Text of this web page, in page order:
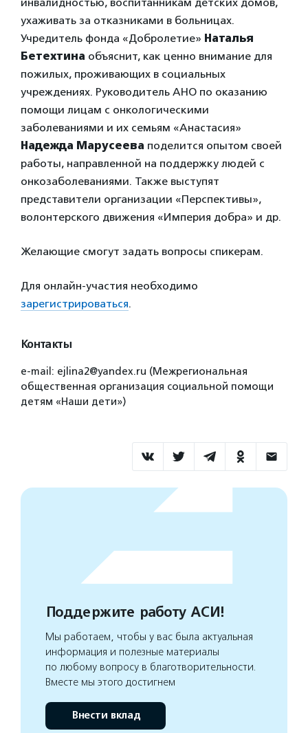
ухаживать за отказниками в больницах.
Учредитель фонда «Добролетие» Наталья
Бетехтина объяснит, как ценно внимание для
пожилых, проживающих в социальных
учреждениях. Руководитель АНО по оказанию
помощи лицам с онкологическими
заболеваниями и их семьям «Анастасия»
Надежда Марусеева поделится опытом своей
работы, направленной на поддержку людей с
онкозаболеваниями. Также выступят
представители организации «Перспективы»,
волонтерского движения «Империя добра» и др.
Желающие смогут задать вопросы спикерам.
Для онлайн-участия необходимо
зарегистрироваться.
Контакты
e-mail: ejlina2@yandex.ru (Межрегиональная
общественная организация социальной помощи
детям «Наши дети»)
Поддержите работу АСИ!
Мы работаем, чтобы у вас была актуальная
информация и полезные материалы
по любому вопросу в благотворительности.
Вместе мы этого достигнем
Внести вклад